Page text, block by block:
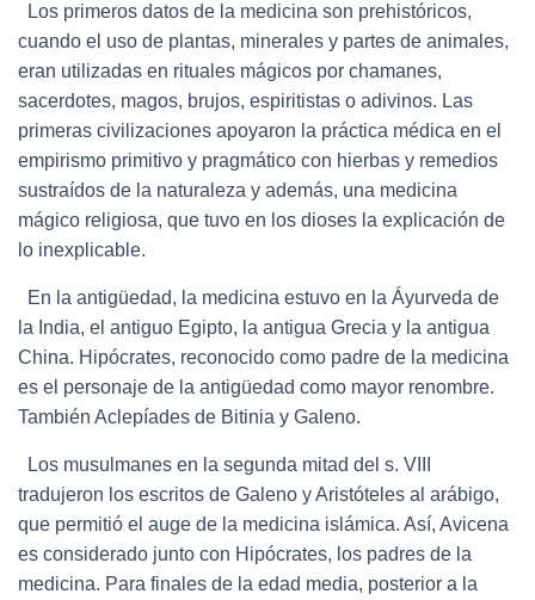
Los primeros datos de la medicina son prehistóricos,
cuando el uso de plantas, minerales y partes de animales,
eran utilizadas en rituales mágicos por chamanes,
sacerdotes, magos, brujos, espiritistas o adivinos. Las
primeras civilizaciones apoyaron la práctica médica en el
empirismo primitivo y pragmático con hierbas y remedios
sustraídos de la naturaleza y además, una medicina
mágico religiosa, que tuvo en los dioses la explicación de
lo inexplicable.
En la antigüedad, la medicina estuvo en la Áyurveda de
la India, el antiguo Egipto, la antigua Grecia y la antigua
China. Hipócrates, reconocido como padre de la medicina
es el personaje de la antigüedad como mayor renombre.
También Aclepíades de Bitinia y Galeno.
Los musulmanes en la segunda mitad del s. VIII
tradujeron los escritos de Galeno y Aristóteles al arábigo,
que permitió el auge de la medicina islámica. Así, Avicena
es considerado junto con Hipócrates, los padres de la
medicina. Para finales de la edad media, posterior a la